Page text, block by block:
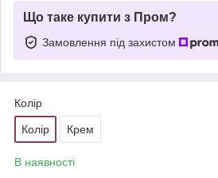
Що таке купити з Пром?
Замовлення під захистом
Колір
Колір Крем
В наявності